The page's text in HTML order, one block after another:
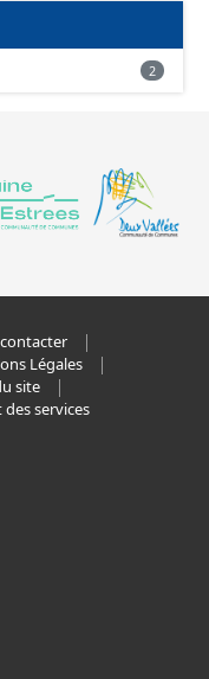
2
Légales
site
services